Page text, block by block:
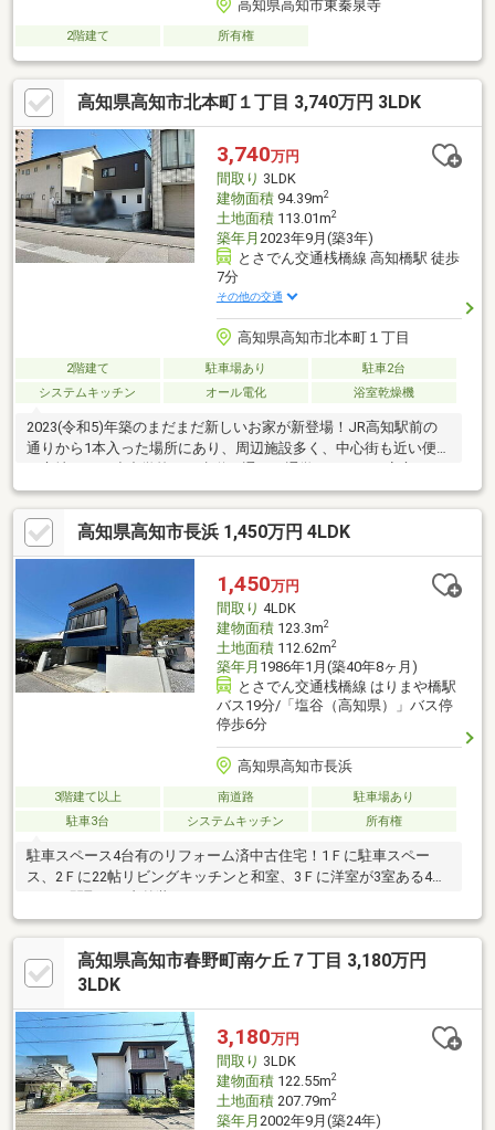
高知県高知市東秦泉寺
2階建て 所有権
高知県高知市北本町１丁目 3,740万円 3LDK
3,740万円
間取り 3LDK
建物面積94.39m2
土地面積113.01m2
築年月 2023年9月(築3年)
とさでん交通桟橋線 高知橋駅 徒歩
7分
その他の交通
高知県高知市北本町１丁目
2階建て 駐車場あり
駐車2台
システムキッチン
オール電化 浴室乾燥機
2023(令和5)年築のまだまだ新しいお家が新登場！JR高知駅前の
通りから1本入った場所にあり、周辺施設多く、中心街も近い便利
な立地です！小中学校には歩道を通って通学できるので安心です
ね♪
高知県高知市長浜 1,450万円 4LDK
1,450万円
間取り 4LDK
建物面積123.3m2
土地面積112.62m2
築年月 1986年1月(築40年8ヶ月)
とさでん交通桟橋線 はりまや橋駅
バス19分/「塩谷（高知県）」バス停
停歩6分
高知県高知市長浜
3階建て以上 南道路
駐車場あり
駐車3台
システムキッチン 所有権
駐車スペース4台有のリフォーム済中古住宅！1Ｆに駐車スペー
ス、2Ｆに22帖リビングキッチンと和室、3Ｆに洋室が3室ある4Ｌ
高知県高知市春野町南ケ丘７丁目 3,180万円
3LDK
3,180万円
間取り 3LDK
建物面積122.55m2
土地面積207.79m2
築年月 2002年9月(築24年)